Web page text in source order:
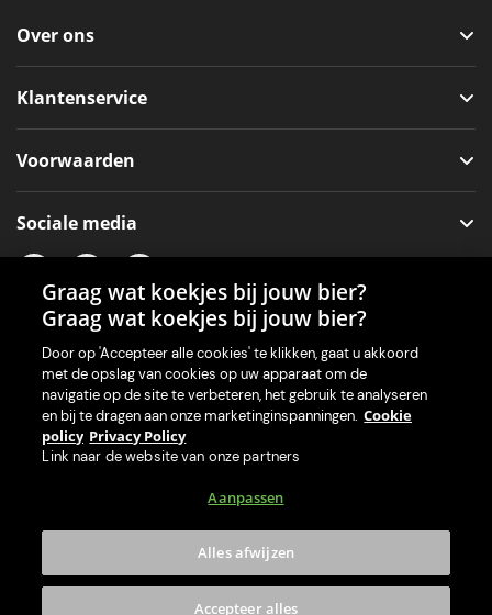
Over ons
Klantenservice
Voorwaarden
Sociale media
Onze app voor je machine
© 2026 PerfectDraft Limited. Alle rechten voorbehouden.
Graag wat koekjes bij jouw bier?
Graag wat koekjes bij jouw bier?
Door op 'Accepteer alle cookies' te klikken, gaat u akkoord
met de opslag van cookies op uw apparaat om de
navigatie op de site te verbeteren, het gebruik te analyseren
en bij te dragen aan onze marketinginspanningen. Cookie
policy Privacy Policy
Link naar de website van onze partners
Aanpassen
Alles afwijzen
Accepteer alles